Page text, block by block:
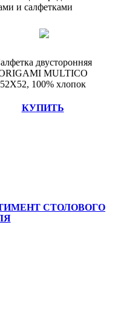
и салфетками
двусторонняя
MULTICO
52X52, 100% хлопок
КУПИТЬ
СТОЛОВОГО